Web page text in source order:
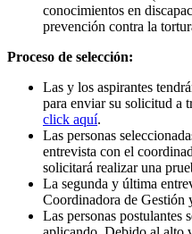
conocimientos en
prevención contra la
Proceso de selección:
Las y los aspirantes
para enviar su solicitud a
click aquí.
Las personas
entrevista con el
solicitará realizar una
La segunda y última
Coordinadora de
Las personas postulantes